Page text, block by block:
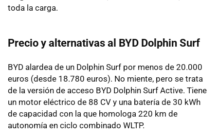
toda la carga.
Precio y alternativas al BYD Dolphin Surf
BYD alardea de un Dolphin Surf por menos de 20.000
euros (desde 18.780 euros). No miente, pero se trata
de la versión de acceso BYD Dolphin Surf Active. Tiene
un motor eléctrico de 88 CV y una batería de 30 kWh
de capacidad con la que homologa 220 km de
autonomía en ciclo combinado WLTP.